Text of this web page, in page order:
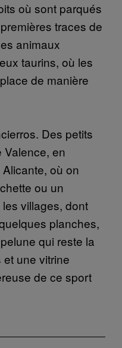
où sont parqués
traces de
animaux
taurins, où les
de manière
Des petits
en
où on
ou un
villages, dont
planches,
qui reste la
une vitrine
de ce sport